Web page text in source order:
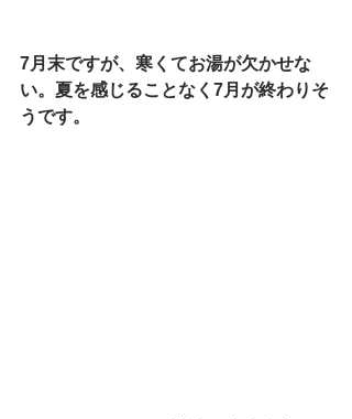
7月末ですが、寒くてお湯が欠かせな
い。夏を感じることなく7月が終わりそ
うです。